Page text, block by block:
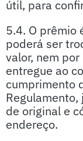
útil, para
5.4. O prêmio
poderá ser
valor, nem
entregue ao
cumprimento
de original e
endereço.